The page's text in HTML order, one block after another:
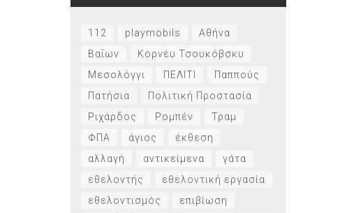
112 playmobils
Αθήνα
Βαΐων
Κορνέυ Τσουκόβσκυ
Μεσολόγγι
ΠΕΛΙΤΙ
Παππούς
Πατήσια
Πολιτική Προστασία
Ριχάρδος
Ρομπέν
Τραμ
ΦΠΑ
άγιος
έκθεση
αλλαγή
αντικείμενα
γάτα
εθελοντής
εθελοντική εργασία
εθελοντισμός
επιβίωση